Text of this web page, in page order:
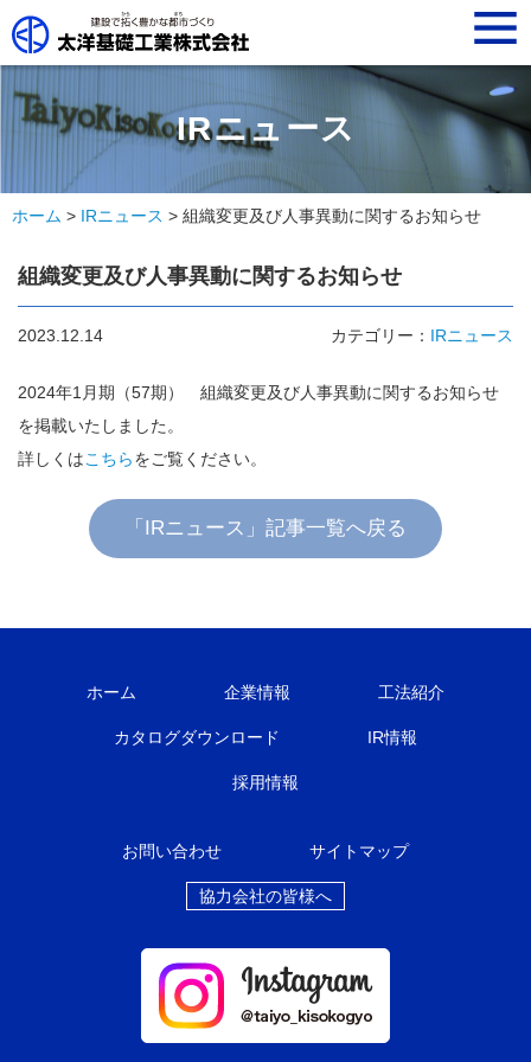
t
o
g
g
e
n
a
g
IRニュース
ホーム > IRニュース > 組織変更及び人事異動に関するお知らせ
組織変更及び人事異動に関するお知らせ
2023.12.14 カテゴリー： IRニュース
2024年1月期（57期） 組織変更及び人事異動に関するお知らせ
を掲載いたしました。
詳しくはこちらをご覧ください。
「IRニュース」記事一覧へ戻る
ホーム 企業情報 工法紹介
カタログダウンロード IR情報
採用情報
お問い合わせ サイトマップ
協力会社の皆様へ